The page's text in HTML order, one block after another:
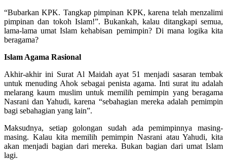
“Bubarkan KPK. Tangkap pimpinan KPK, karena telah menzalimi
pimpinan dan tokoh Islam!”. Bukankah, kalau ditangkapi semua,
lama-lama umat Islam kehabisan pemimpin? Di mana logika kita
beragama?
Islam Agama Rasional
Akhir-akhir ini Surat Al Maidah ayat 51 menjadi sasaran tembak
untuk menuding Ahok sebagai penista agama. Inti surat itu adalah
melarang kaum muslim untuk memilih pemimpin yang beragama
Nasrani dan Yahudi, karena “sebahagian mereka adalah pemimpin
bagi sebahagian yang lain”.
Maksudnya, setiap golongan sudah ada pemimpinnya masing-
masing. Kalau kita memilih pemimpin Nasrani atau Yahudi, kita
akan menjadi bagian dari mereka. Bukan bagian dari umat Islam
lagi.